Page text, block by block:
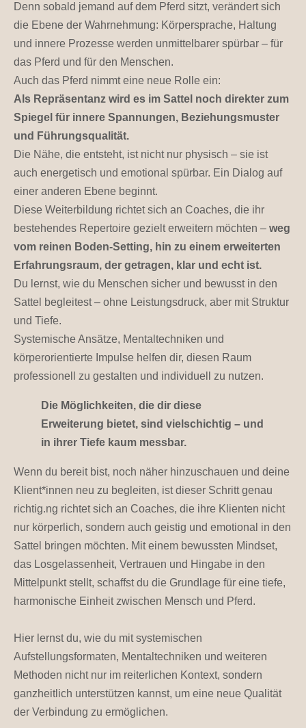
Denn sobald jemand auf dem Pferd sitzt, verändert sich
die Ebene der Wahrnehmung: Körpersprache, Haltung
und innere Prozesse werden unmittelbarer spürbar – für
das Pferd und für den Menschen.
Auch das Pferd nimmt eine neue Rolle ein:
Als Repräsentanz wird es im Sattel noch direkter zum
Spiegel für innere Spannungen, Beziehungsmuster
und Führungsqualität.
Die Nähe, die entsteht, ist nicht nur physisch – sie ist
auch energetisch und emotional spürbar. Ein Dialog auf
einer anderen Ebene beginnt.
Diese Weiterbildung richtet sich an Coaches, die ihr
bestehendes Repertoire gezielt erweitern möchten – weg
vom reinen Boden-Setting, hin zu einem erweiterten
Erfahrungsraum, der getragen, klar und echt ist.
Du lernst, wie du Menschen sicher und bewusst in den
Sattel begleitest – ohne Leistungsdruck, aber mit Struktur
und Tiefe.
Systemische Ansätze, Mentaltechniken und
körperorientierte Impulse helfen dir, diesen Raum
professionell zu gestalten und individuell zu nutzen.
Die Möglichkeiten, die dir diese
Erweiterung bietet, sind vielschichtig – und
in ihrer Tiefe kaum messbar.
Wenn du bereit bist, noch näher hinzuschauen und deine
Klient*innen neu zu begleiten, ist dieser Schritt genau
richtig.ng richtet sich an Coaches, die ihre Klienten nicht
nur körperlich, sondern auch geistig und emotional in den
Sattel bringen möchten. Mit einem bewussten Mindset,
das Losgelassenheit, Vertrauen und Hingabe in den
Mittelpunkt stellt, schaffst du die Grundlage für eine tiefe,
harmonische Einheit zwischen Mensch und Pferd.
Hier lernst du, wie du mit systemischen
Aufstellungsformaten, Mentaltechniken und weiteren
Methoden nicht nur im reiterlichen Kontext, sondern
ganzheitlich unterstützen kannst, um eine neue Qualität
der Verbindung zu ermöglichen.